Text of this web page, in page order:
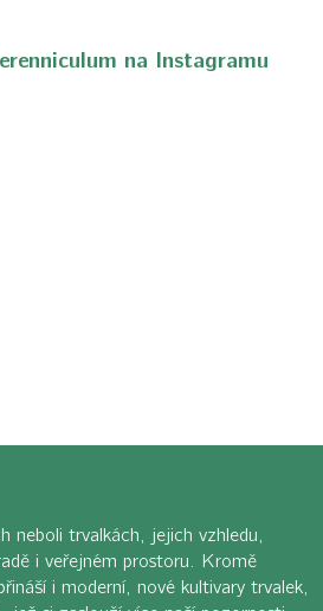
na Instagramu
neboli trvalkách, jejich vzhledu,
i veřejném prostoru. Kromě
i moderní, nové kultivary trvalek,